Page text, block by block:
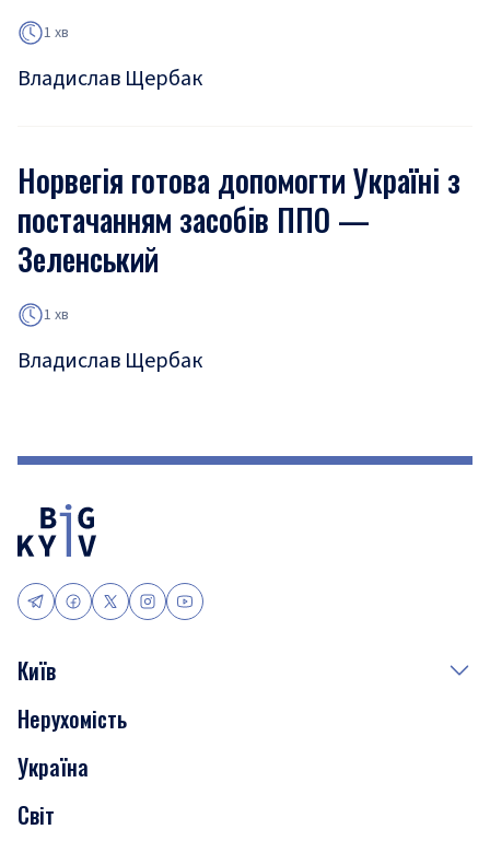
1 хв
Владислав Щербак
Норвегія готова допомогти Україні з
постачанням засобів ППО —
Зеленський
1 хв
Владислав Щербак
Київ
Події
Скандали
Нерухомість
Нерухомість
Україна
Світ